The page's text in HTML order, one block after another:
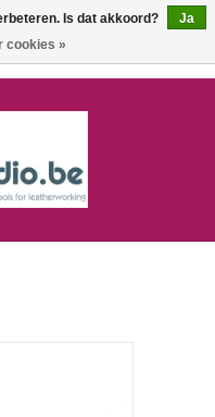
Is dat akkoord?
Ja
cookies »